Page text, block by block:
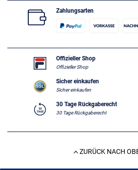
Zahlungsarten
Offizieller Shop
Offizieller Shop
Sicher einkaufen
Sicher einkaufen
30 Tage Rückgaberecht
30 Tage Rückgaberecht
ZURÜCK NACH